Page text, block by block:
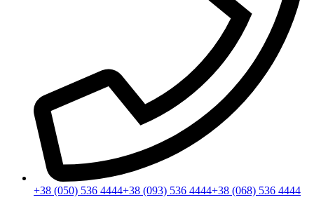
+38 (050) 536 4444+38 (093) 536 4444+38 (068) 536 4444